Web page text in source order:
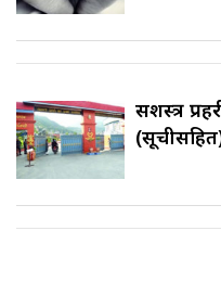
सशस्त्र